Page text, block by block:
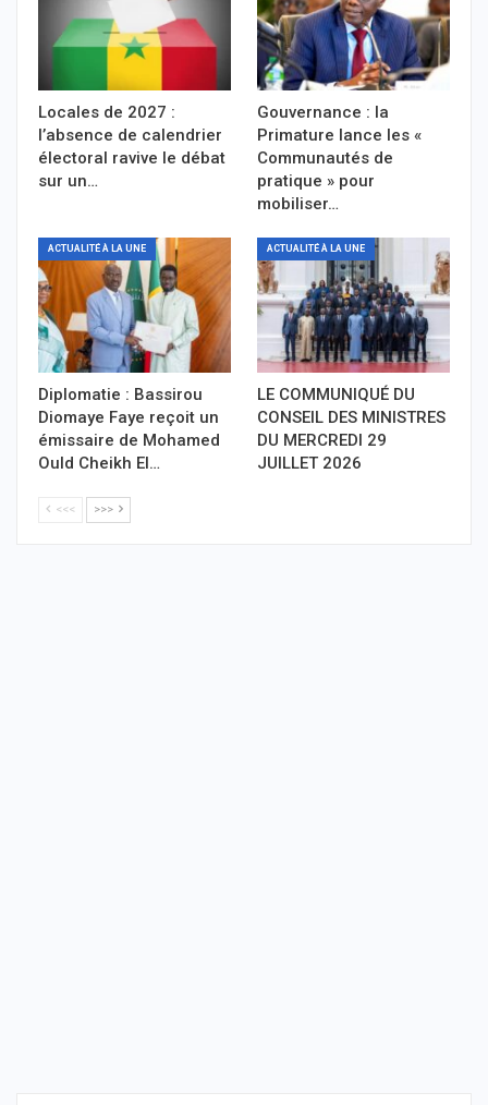
Locales de 2027 :
l’absence de calendrier
électoral ravive le débat
sur un…
Gouvernance : la
Primature lance les «
Communautés de
pratique » pour
mobiliser…
ACTUALITÉ À LA UNE
Diplomatie : Bassirou
Diomaye Faye reçoit un
émissaire de Mohamed
Ould Cheikh El…
ACTUALITÉ À LA UNE
LE COMMUNIQUÉ DU
CONSEIL DES MINISTRES
DU MERCREDI 29
JUILLET 2026
<<< >>>